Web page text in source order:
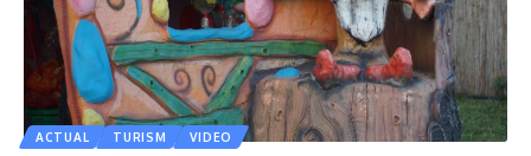
ACTUAL TURISM VIDEO